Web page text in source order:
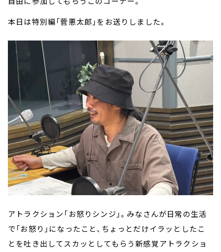
本日は特別編「菅悪太郎」をお送りしました。
アトラクション「お怒りシンジ」。みなさんが日常の生活
で「お怒り」になったこと、ちょっとだけイラッとしたこ
とを吐き出してスカッとしてもらう新感覚アトラクショ